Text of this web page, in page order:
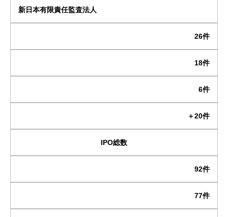
新日本有限責任監査法人
26件
18件
6件
＋20件
IPO総数
92件
77件